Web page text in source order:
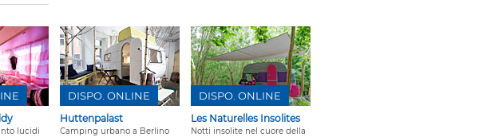
lucidi
Huttenpalast
Camping urbano a Berlino
DISPO. ONLINE
Les Naturelles Insolites
Notti insolite nel cuore della
DISPO. ONLINE